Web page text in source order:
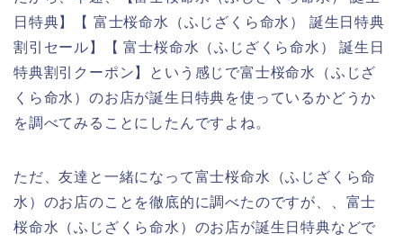
日特典】【 富士桜命水（ふじざくら命水） 誕生日特典
割引セール】【 富士桜命水（ふじざくら命水） 誕生日
特典割引クーポン】という感じで富士桜命水（ふじざ
くら命水）のお店が誕生日特典を使っているかどうか
を調べてみることにしたんですよね。
ただ、友達と一緒になって富士桜命水（ふじざくら命
水）のお店のことを徹底的に調べたのですが、、富士
桜命水（ふじざくら命水）のお店が誕生日特典などで